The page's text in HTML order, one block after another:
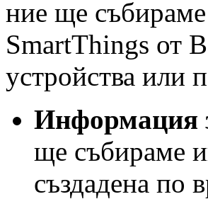
ние ще
SmartThings от
устройства или
Информация
ще събираме
създадена по